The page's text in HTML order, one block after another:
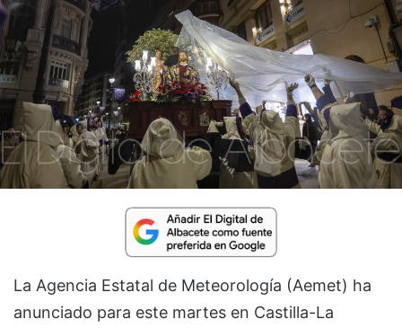
La Agencia Estatal de Meteorología (Aemet) ha
anunciado para este martes en Castilla-La